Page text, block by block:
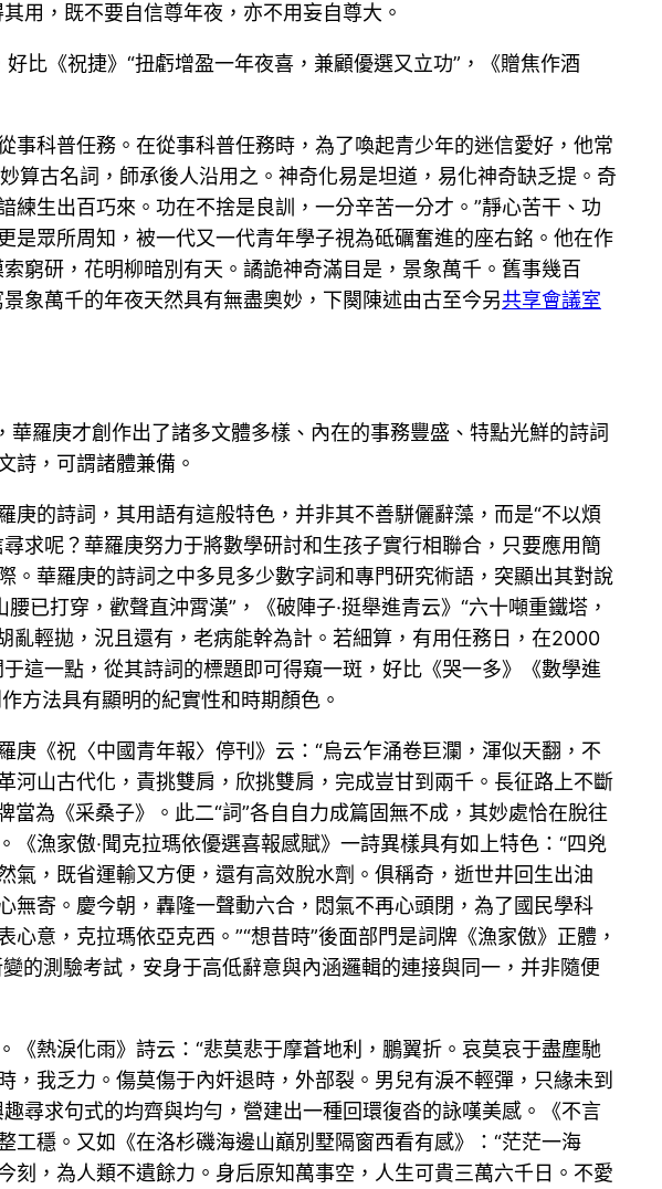
用，既不要自信尊年夜，亦不用妄自尊大。
比《祝捷》“扭虧增盈一年夜喜，兼顧優選又立功”，《贈焦作酒
科普任務。在從事科普任務時，為了喚起青少年的迷信愛好，他常
算古名詞，師承後人沿用之。神奇化易是坦道，易化神奇缺乏提。奇
生出百巧來。功在不捨是良訓，一分辛苦一分才。”靜心苦干、功
眾所周知，被一代又一代青年學子視為砥礪奮進的座右銘。他在作
窮研，花明柳暗別有天。譎詭神奇滿目是，景象萬千。舊事幾百
象萬千的年夜天然具有無盡奧妙，下闋陳述由古至今另共享會議室
羅庚才創作出了諸多文體多樣、內在的事務豐盛、特點光鮮的詩詞
詩，可謂諸體兼備。
的詩詞，其用語有這般特色，并非其不善駢儷辭藻，而是“不以煩
求呢？華羅庚努力于將數學研討和生孩子實行相聯合，只要應用簡
華羅庚的詩詞之中多見多少數字詞和專門研究術語，突顯出其對說
已打穿，歡聲直沖霄漢”，《破陣子·挺舉進青云》“六十噸重鐵塔，
亂輕拋，況且還有，老病能幹為計。若細算，有用任務日，在2000
這一點，從其詩詞的標題即可得窺一斑，好比《哭一多》《數學進
方法具有顯明的紀實性和時期顏色。
《祝〈中國青年報〉停刊》云：“烏云乍涌卷巨瀾，渾似天翻，不
山古代化，責挑雙肩，欣挑雙肩，完成豈甘到兩千。長征路上不斷
當為《采桑子》。此二“詞”各自自力成篇固無不成，其妙處恰在脫往
漁家傲·聞克拉瑪依優選喜報感賦》一詩異樣具有如上特色：“四兇
，既省運輸又方便，還有高效脫水劑。俱稱奇，逝世井回生出油
寄。慶今朝，轟隆一聲動六合，悶氣不再心頭閉，為了國民學科
意，克拉瑪依亞克西。”“想昔時”後面部門是詞牌《漁家傲》正體，
的測驗考試，安身于高低辭意與內涵邏輯的連接與同一，并非隨便
熱淚化雨》詩云：“悲莫悲于摩蒼地利，鵬翼折。哀莫哀于盡塵馳
我乏力。傷莫傷于內奸退時，外部裂。男兒有淚不輕彈，只緣未到
尋求句式的均齊與均勻，營建出一種回環復沓的詠嘆美感。《不言
穩。又如《在洛杉磯海邊山巔別墅隔窗西看有感》：“茫茫一海
，為人類不遺餘力。身后原知萬事空，人生可貴三萬六千日。不愛